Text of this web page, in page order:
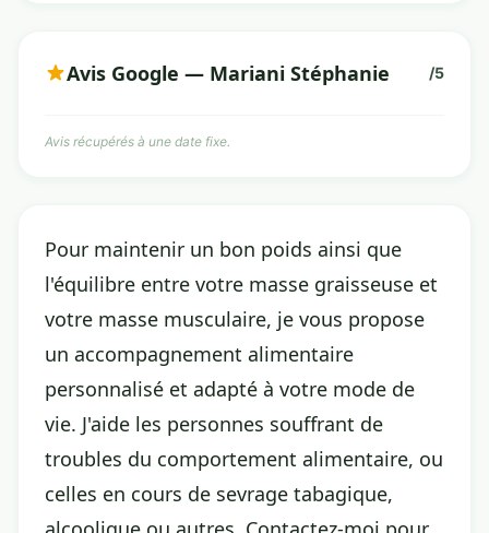
Avis Google — Mariani Stéphanie /5
Avis récupérés à une date fixe.
Pour maintenir un bon poids ainsi que
l'équilibre entre votre masse graisseuse et
votre masse musculaire, je vous propose
un accompagnement alimentaire
personnalisé et adapté à votre mode de
vie. J'aide les personnes souffrant de
troubles du comportement alimentaire, ou
celles en cours de sevrage tabagique,